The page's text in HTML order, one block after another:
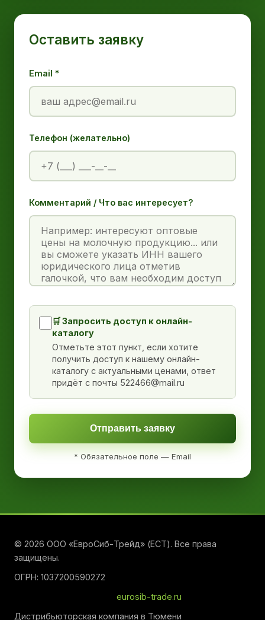
Оставить заявку
Email *
Телефон (желательно)
Комментарий / Что вас интересует?
🛒 Запросить доступ к онлайн-
каталогу
Отметьте этот пункт, если хотите
получить доступ к нашему онлайн-
каталогу с актуальными ценами, ответ
придёт с почты 522466@mail.ru
Отправить заявку
* Обязательное поле — Email
© 2026 ООО «ЕвроСиб-Трейд» (ЕСТ). Все права
защищены.
ОГРН: 1037200590272
eurosib-trade.ru
Дистрибьюторская компания в Тюмени